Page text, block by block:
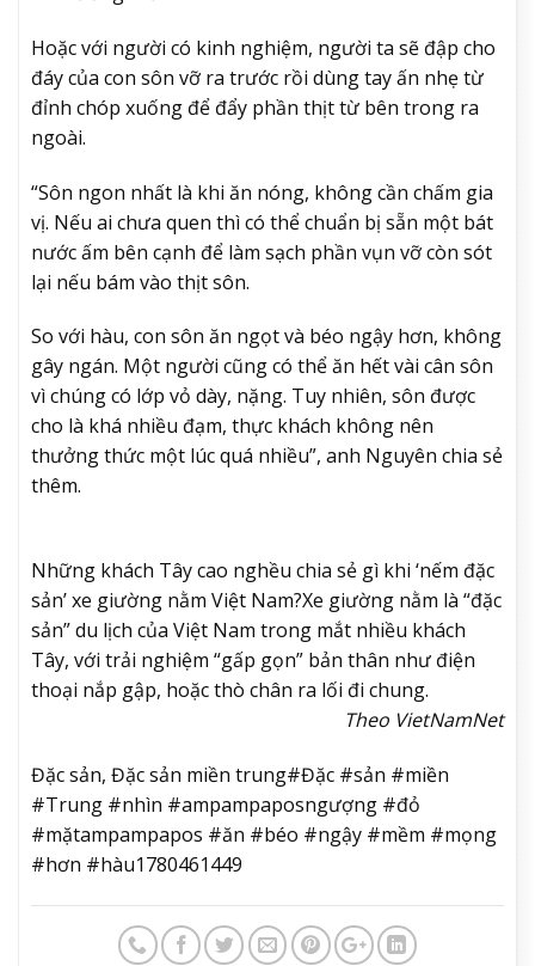
Hoặc với người có kinh nghiệm, người ta sẽ đập cho
đáy của con sôn vỡ ra trước rồi dùng tay ấn nhẹ từ
đỉnh chóp xuống để đẩy phần thịt từ bên trong ra
ngoài.
“Sôn ngon nhất là khi ăn nóng, không cần chấm gia
vị. Nếu ai chưa quen thì có thể chuẩn bị sẵn một bát
nước ấm bên cạnh để làm sạch phần vụn vỡ còn sót
lại nếu bám vào thịt sôn.
So với hàu, con sôn ăn ngọt và béo ngậy hơn, không
gây ngán. Một người cũng có thể ăn hết vài cân sôn
vì chúng có lớp vỏ dày, nặng. Tuy nhiên, sôn được
cho là khá nhiều đạm, thực khách không nên
thưởng thức một lúc quá nhiều”, anh Nguyên chia sẻ
thêm.
Những khách Tây cao nghều chia sẻ gì khi ‘nếm đặc
sản’ xe giường nằm Việt Nam?Xe giường nằm là “đặc
sản” du lịch của Việt Nam trong mắt nhiều khách
Tây, với trải nghiệm “gấp gọn” bản thân như điện
thoại nắp gập, hoặc thò chân ra lối đi chung.
Theo VietNamNet
Đặc sản, Đặc sản miền trung#Đặc #sản #miền
#Trung #nhìn #ampampaposngượng #đỏ
#mặtampampapos #ăn #béo #ngậy #mềm #mọng
#hơn #hàu1780461449